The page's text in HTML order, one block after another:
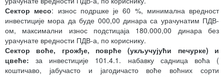
Сектор месо: износ подршке је 60 %, минимална вредност
инвестиције мора да буде 000,00 динара са урачунатим ПДВ-
ом, максимални износ подстицаја 180.000,00 динара без
урачунате вредности ПДВ-а, по кориснику.
Сектор воће, грожђе, поврће (укључујући печурке) и
цвеће: за инвестиције 101.4.1. набавку садница воћа (
коштичаво, јабучасто и јагодичасто воће воћних сорти